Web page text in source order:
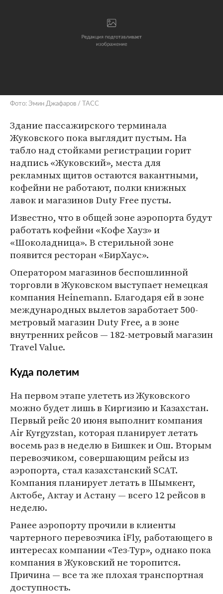
Фото: Эмин Джафаров / ТАСС
Здание пассажирского терминала
Жуковского пока выглядит пустым. На
табло над стойками регистрации горит
надпись «Жуковский», места для
рекламных щитов остаются вакантными,
кофейни не работают, полки книжных
лавок и магазинов Duty Free пусты.
Известно, что в общей зоне аэропорта будут
работать кофейни «Кофе Хауз» и
«Шоколадница». В стерильной зоне
появится ресторан «БирХаус».
Оператором магазинов беспошлинной
торговли в Жуковском выступает немецкая
компания Heinemann. Благодаря ей в зоне
международных вылетов заработает 500-
метровый магазин Duty Free, а в зоне
внутренних рейсов — 182-метровый магазин
Travel Value.
Куда полетим
На первом этапе улететь из Жуковского
можно будет лишь в Киргизию и Казахстан.
Первый рейс 20 июня выполнит компания
Air Kyrgyzstan, которая планирует летать
восемь раз в неделю в Бишкек и Ош. Вторым
перевозчиком, совершающим рейсы из
аэропорта, стал казахстанский SCAT.
Компания планирует летать в Шымкент,
Актобе, Актау и Астану — всего 12 рейсов в
неделю.
Ранее аэропорту прочили в клиенты
чартерного перевозчика iFly, работающего в
интересах компании «Тез-Тур», однако пока
компания в Жуковский не торопится.
Причина — все та же плохая транспортная
доступность.